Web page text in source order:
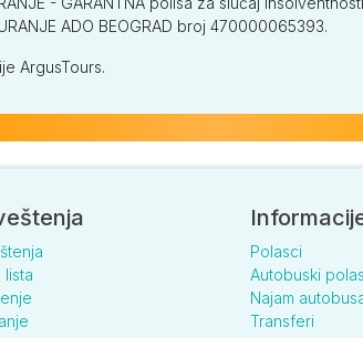
ADO BEOGRAD broj 470000065393.
ArgusTours.
lista
Polasci
Autobuski
Najam
Transferi